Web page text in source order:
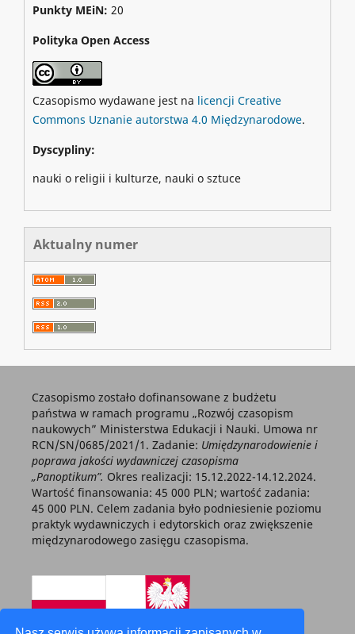
Punkty MEiN: 20
Polityka Open Access
Czasopismo wydawane jest na licencji Creative
Commons Uznanie autorstwa 4.0 Międzynarodowe.
Dyscypliny:
nauki o religii i kulturze, nauki o sztuce
Aktualny numer
Czasopismo zostało dofinansowane z budżetu
państwa w ramach programu „Rozwój czasopism
naukowych” Ministerstwa Edukacji i Nauki. Umowa nr
RCN/SN/0685/2021/1. Zadanie: Umiędzynarodowienie i
poprawa jakości wydawniczej czasopisma
„Panoptikum”. Okres realizacji: 15.12.2022-14.12.2024.
Wartość finansowania: 45 000 PLN; wartość zadania:
45 000 PLN. Celem zadania było podniesienie poziomu
praktyk wydawniczych i edytorskich oraz zwiększenie
międzynarodowego zasięgu czasopisma.